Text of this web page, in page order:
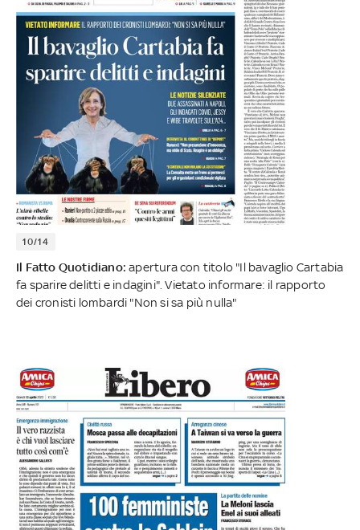
10/14
Il Fatto Quotidiano:apertura con titolo "Il bavaglio Cartabia
fa sparire delitti e indagini". Vietato informare: il rapporto
dei cronisti lombardi "Non si sa più nulla"